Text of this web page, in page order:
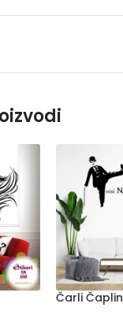
Čarli Čaplin